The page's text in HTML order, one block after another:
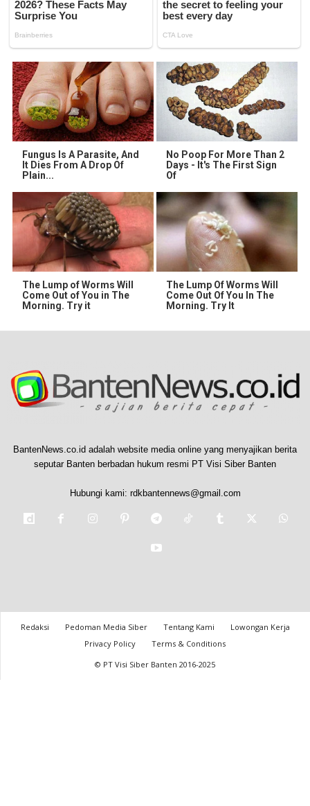
Fungus Is A Parasite, And
It Dies From A Drop Of
Plain...
No Poop For More Than 2
Days - It's The First Sign
Of
The Lump of Worms Will
Come Out of You in The
Morning. Try it
The Lump Of Worms Will
Come Out Of You In The
Morning. Try It
BantenNews.co.id adalah website media online yang menyajikan berita
seputar Banten berbadan hukum resmi PT Visi Siber Banten
Hubungi kami: rdkbantennews@gmail.com
Redaksi Pedoman Media Siber Tentang Kami
Lowongan Kerja
Privacy Policy
Terms & Conditions
© PT Visi Siber Banten 2016-2025